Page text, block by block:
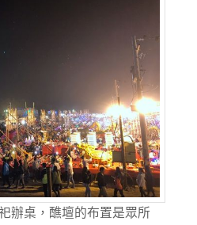
辦桌，醮壇的布置是眾所